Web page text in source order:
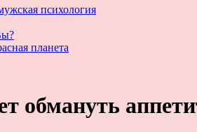
психология
планета
обмануть